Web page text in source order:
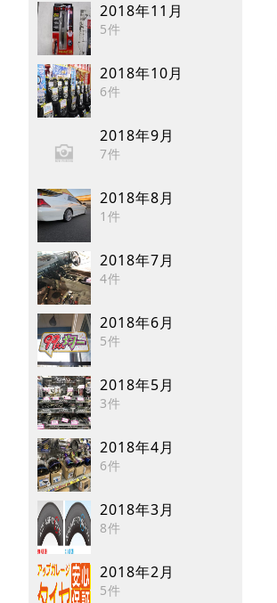
2018年11月
5件
2018年10月
6件
2018年9月
7件
2018年8月
1件
2018年7月
4件
2018年6月
5件
2018年5月
3件
2018年4月
6件
2018年3月
8件
2018年2月
5件